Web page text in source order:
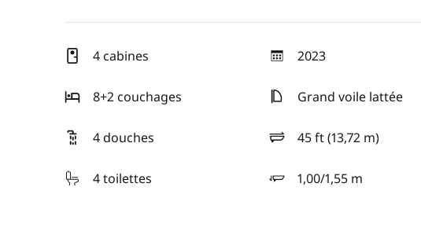
4 cabines 2023
année
8+2 couchages
Grand voile lattée
4 douches 45 ft (13,72 m)
longueur
4 toilettes
1,00/1,55 m
tirant d'eau